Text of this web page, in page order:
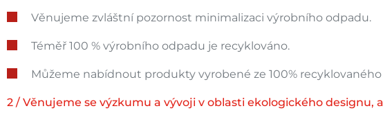
Věnujeme zvláštní pozornost minimalizaci výrobního odpadu.
Téměř 100 % výrobního odpadu je recyklováno.
Můžeme nabídnout produkty vyrobené ze 100%
2 / Věnujeme se výzkumu a vývoji v oblasti ekologického